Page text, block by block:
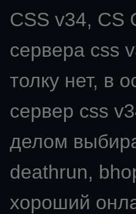
CSS v34, CS
сервера css
толку нет, в
сервер css
делом
deathrun,
хороший